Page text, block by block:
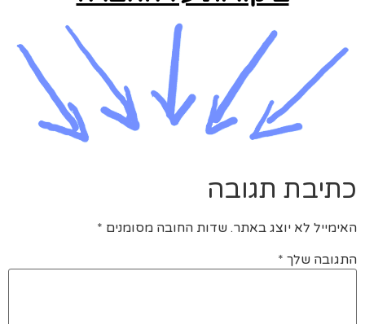
כתיבת תגובה
האימייל לא יוצג באתר. שדות החובה מסומנים *
התגובה שלך *